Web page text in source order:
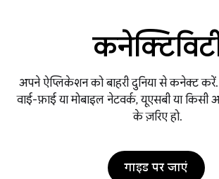
अपने ऐप्लिकेशन को बाहरी दुनिया से कनेक्ट
वाई-फ़ाई या मोबाइल नेटवर्क, यूएसबी या किसी
के ज़रिए हो.
गाइड पर जाएं